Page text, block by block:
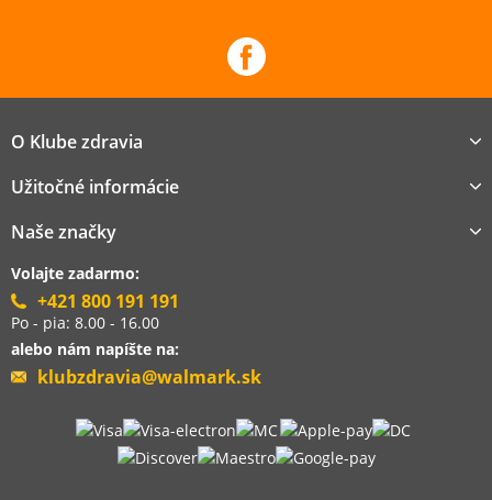
O Klube zdravia
Užitočné informácie
Naše značky
Volajte zadarmo:
+421 800 191 191
Po - pia: 8.00 - 16.00
alebo nám napíšte na:
klubzdravia@walmark.sk